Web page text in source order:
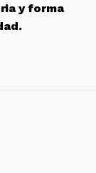
y forma